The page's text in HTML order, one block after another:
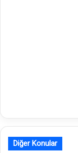
Diğer Konular